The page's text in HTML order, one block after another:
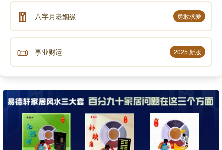
己乞求食物，为了解除这些鱼的饥饿，他吩咐自己的名
叫"水衣"的儿子，到家中将许多食物用大象驮来，满足
了那些鱼。降水心中又想到宝髻如来在以前行菩萨道时
曾发愿：十方所有任何众生，在临终时闻我名号，其从
此死后，即往生三十三天与天众同缘，现在，谁闻其名
号皆生善趣世界……因此，他想诵此佛号，于是他来到
水池中水没其膝之地，特意念诵了宝髻如来名号，并讲
了缘起甚深之法。以后，在某一天间，那一万条鱼死
后，往生到三十三天，刚一转生，他们就探究起从旁生
依靠什么业力而生往天界的原由，得知是商主儿子“降
水”念诵宝髻如来圣号和宣讲缘起甚深法的力量，为了报
🧧 八字月老姻缘 勇敢求爱
📜 事业财运 2025 新版